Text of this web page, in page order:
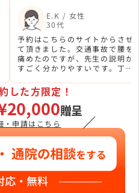
E.K / 女性
30代
予約はこちらのサイトからさせ
て頂きました。交通事故で腰を
痛めたのですが、先生の説明が
すごく分かりやすいです。丁寧
きます。
した方限定！
贈呈
・申請はこちら ／